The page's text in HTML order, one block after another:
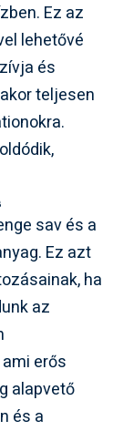
Ez az
lehetővé
és
teljesen
sav és a
Ez azt
ha
az
erős
alapvető
és a